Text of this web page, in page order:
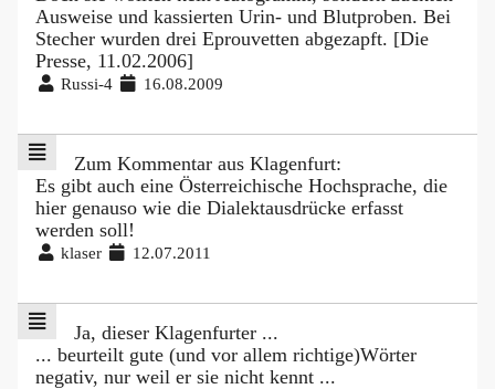
Ausweise und kassierten Urin- und Blutproben. Bei
Stecher wurden drei Eprouvetten abgezapft. [Die
Presse, 11.02.2006]
Russi-4 16.08.2009
Zum Kommentar aus Klagenfurt:
Es gibt auch eine Österreichische Hochsprache, die
hier genauso wie die Dialektausdrücke erfasst
werden soll!
klaser 12.07.2011
Ja, dieser Klagenfurter ...
... beurteilt gute (und vor allem richtige)Wörter
negativ, nur weil er sie nicht kennt ...